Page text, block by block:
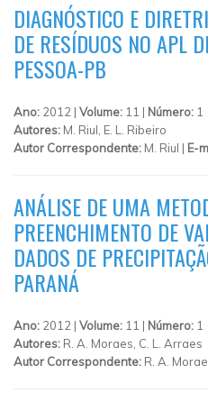
DIAGNÓSTICO E
DE RESÍDUOS NO APL
PESSOA-PB
Ano: 2012 | Volume: 11 | Número: 1
Autores: M. Riul, E. L. Ribeiro
Autor Correspondente: M. Riul | E-
ANÁLISE DE UMA
PREENCHIMENTO DE
DADOS DE
PARANÁ
Ano: 2012 | Volume: 11 | Número: 1
Autores: R. A. Moraes, C. L. Arraes
Autor Correspondente: R. A.